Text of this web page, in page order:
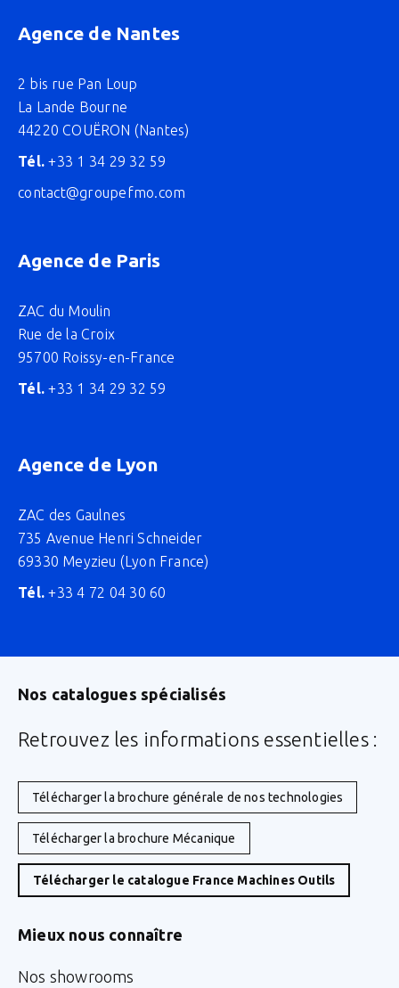
Agence de Nantes
2 bis rue Pan Loup
La Lande Bourne
44220 COUËRON (Nantes)
Tél. +33 1 34 29 32 59
contact@groupefmo.com
Agence de Paris
ZAC du Moulin
Rue de la Croix
95700 Roissy-en-France
Tél. +33 1 34 29 32 59
Agence de Lyon
ZAC des Gaulnes
735 Avenue Henri Schneider
69330 Meyzieu (Lyon France)
Tél. +33 4 72 04 30 60
Nos catalogues spécialisés
Retrouvez les informations essentielles :
Télécharger la brochure générale de nos technologies
Télécharger la brochure Mécanique
Télécharger le catalogue France Machines Outils
Mieux nous connaître
Nos showrooms